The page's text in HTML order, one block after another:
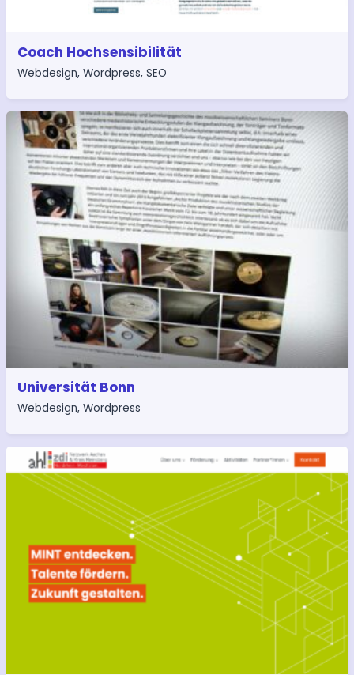
Coach Hochsensibilität
Webdesign, Wordpress, SEO
Universität Bonn
Webdesign, Wordpress